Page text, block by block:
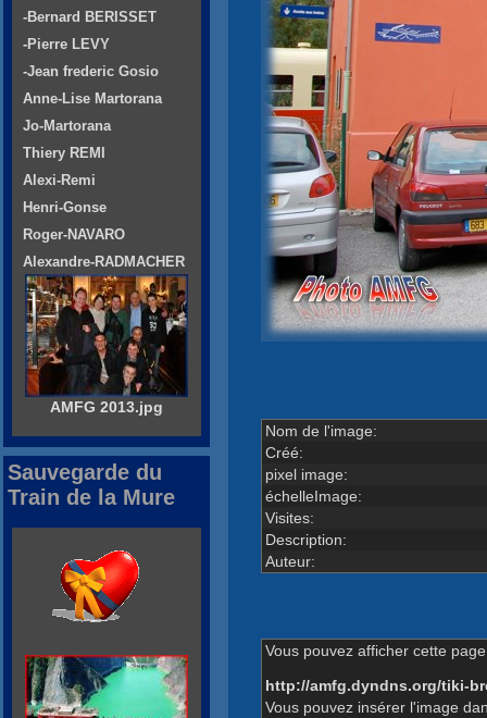
Nom de l'image:
Créé:
pixel image:
échelleImage:
Visites:
Description:
Auteur:
Vous pouvez afficher cette
http://amfg.dyndns.org/tiki-
Vous pouvez insérer l'image
-Bernard BERISSET
-Pierre LEVY
-Jean frederic Gosio
Anne-Lise Martorana
Jo-Martorana
Thiery REMI
Alexi-Remi
Henri-Gonse
Roger-NAVARO
Alexandre-RADMACHER
AMFG 2013.jpg
Sauvegarde du
Train de la Mure